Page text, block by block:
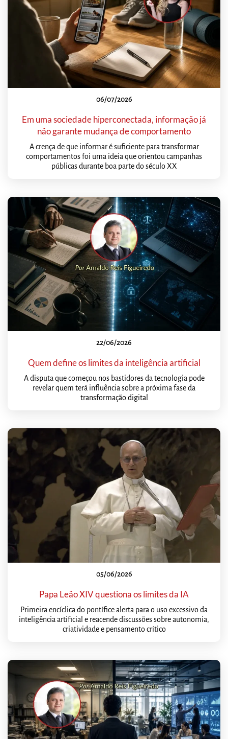
06/07/2026
Em uma sociedade hiperconectada, informação já
não garante mudança de comportamento
A crença de que informar é suficiente para transformar
comportamentos foi uma ideia que orientou campanhas
públicas durante boa parte do século XX
22/06/2026
Quem define os limites da inteligência artificial
A disputa que começou nos bastidores da tecnologia pode
revelar quem terá influência sobre a próxima fase da
transformação digital
05/06/2026
Papa Leão XIV questiona os limites da IA
Primeira encíclica do pontífice alerta para o uso excessivo da
inteligência artificial e reacende discussões sobre autonomia,
criatividade e pensamento crítico